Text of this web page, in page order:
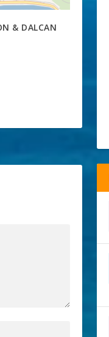
& DALCAN